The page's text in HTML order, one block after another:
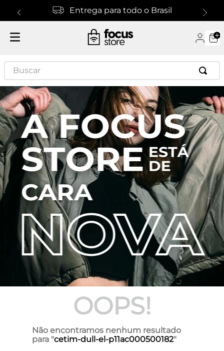
Entrega para todo o Brasil
Buscar
OOPS!
Não encontramos nenhum resultado
para "cetim-dull-el-p11ac000500182"